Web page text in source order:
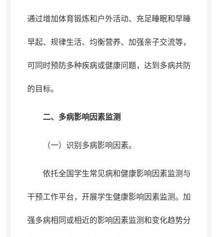
通过增加体育锻炼和户外活动、充足睡眠和早睡
早起、规律生活、均衡营养、加强亲子交流等，
可同时预防多种疾病或健康问题，达到多病共防
的目标。
二、多病影响因素监测
（一）识别多病影响因素。
依托全国学生常见病和健康影响因素监测与
干预工作平台， 开展学生健康影响因素监测。加
强多病相同或相近的影响因素监测和变化趋势分